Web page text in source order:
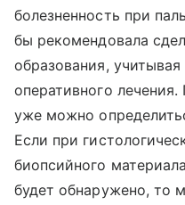
болезненность при
бы рекомендовала
образования,
оперативного
уже можно
Если при
биопсийного
будет обнаружено, то